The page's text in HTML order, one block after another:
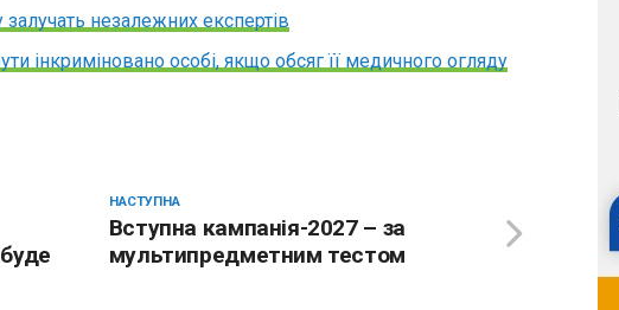
незалежних експертів
інкриміновано особі, якщо обсяг її медичного огляду
НАСТУПНА
Вступна кампанія-2027 – за
мультипредметним тестом